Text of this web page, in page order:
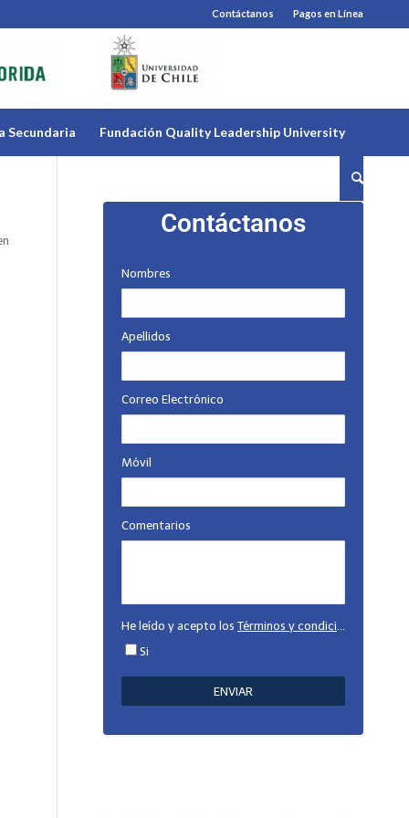
Contáctanos Pagos en Línea
Secundaria Fundación Quality Leadership University
Contáctanos